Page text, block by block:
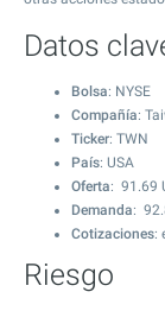
Datos
Bolsa: NYSE
Compañía:
Ticker: TWN
País: USA
Oferta: 91.69
Demanda:
Cotizaciones:
Riesgo